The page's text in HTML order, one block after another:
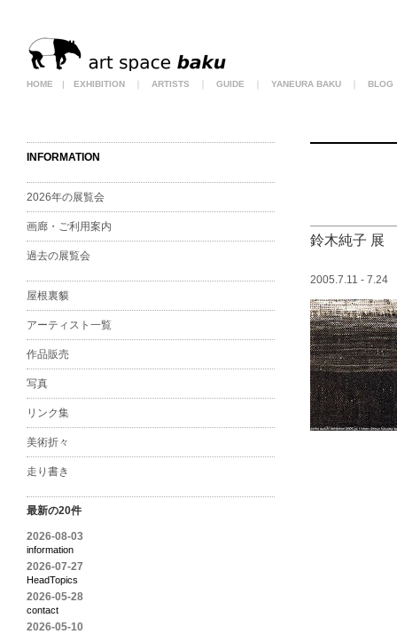
INFORMATION
2026年の展覧会
画廊・ご利用案内
過去の展覧会
屋根裏貘
アーティスト一覧
作品販売
写真
リンク集
美術折々
走り書き
最新の20件
2026-08-03
information
2026-07-27
HeadTopics
2026-05-28
contact
2026-05-10
鈴木純子 展
2005.7.11 - 7.24
HOME | EXHIBITION ARTISTS GUIDE YANEURA BAKU BLOG